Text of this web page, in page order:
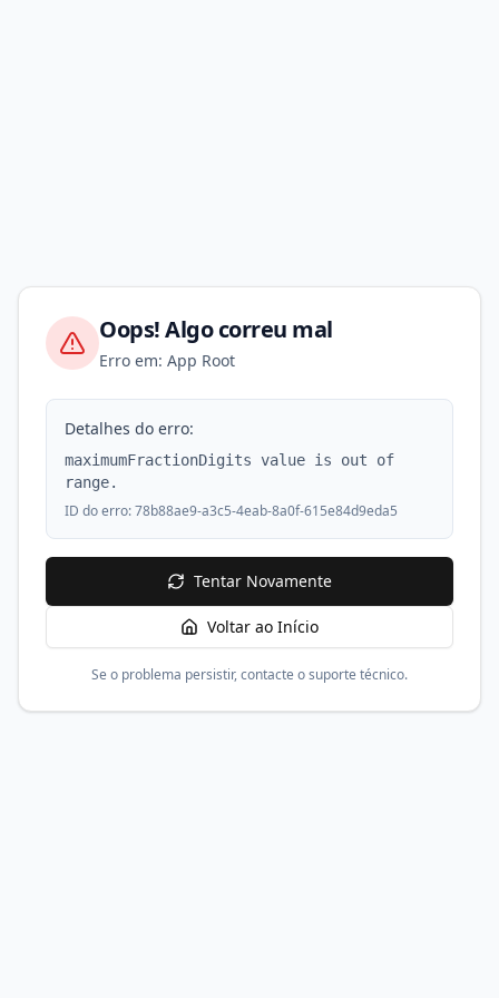
Oops! Algo correu mal
Erro em: App Root
Detalhes do erro:
maximumFractionDigits value is out of
range.
ID do erro:78b88ae9-a3c5-4eab-8a0f-615e84d9eda5
Tentar Novamente
Voltar ao Início
Se o problema persistir, contacte o suporte técnico.